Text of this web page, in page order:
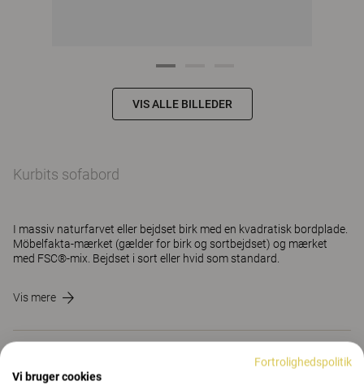
VIS ALLE BILLEDER
Kurbits sofabord
I massiv naturfarvet eller bejdset birk med en kvadratisk bordplade.
Möbelfakta-mærket (gælder for birk og sortbejdset) og mærket
med FSC®-mix. Bejdset i sort eller hvid som standard.
Vis mere
Fortrolighedspolitik
Vi bruger cookies